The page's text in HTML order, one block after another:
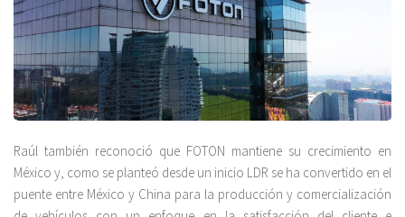
Raúl también reconoció que FOTON mantiene su crecimiento en
México y, como se planteó desde un inicio LDR se ha convertido en el
puente entre México y China para la producción y comercialización